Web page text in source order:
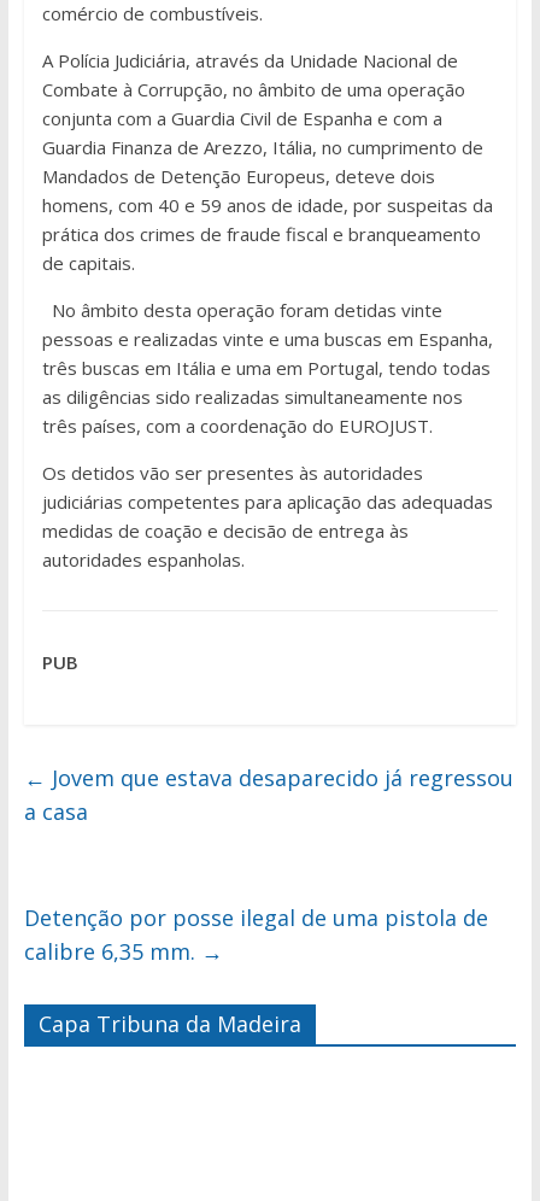
comércio de combustíveis.
A Polícia Judiciária, através da Unidade Nacional de
Combate à Corrupção, no âmbito de uma operação
conjunta com a Guardia Civil de Espanha e com a
Guardia Finanza de Arezzo, Itália, no cumprimento de
Mandados de Detenção Europeus, deteve dois
homens, com 40 e 59 anos de idade, por suspeitas da
prática dos crimes de fraude fiscal e branqueamento
de capitais.
No âmbito desta operação foram detidas vinte
pessoas e realizadas vinte e uma buscas em Espanha,
três buscas em Itália e uma em Portugal, tendo todas
as diligências sido realizadas simultaneamente nos
três países, com a coordenação do EUROJUST.
Os detidos vão ser presentes às autoridades
judiciárias competentes para aplicação das adequadas
medidas de coação e decisão de entrega às
autoridades espanholas.
PUB
← Jovem que estava desaparecido já regressou
a casa
Detenção por posse ilegal de uma pistola de
calibre 6,35 mm. →
Capa Tribuna da Madeira